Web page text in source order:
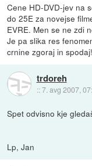
Cene HD-DVD-jev na
do 25E za novejse
EVRE. Men se ne zdi
Je pa slika res
crnine zgoraj in spodaj!
trdoreh
::7. avg 2007,
Spet odvisno kje
Lp, Jan